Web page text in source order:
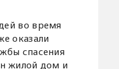
во время
оказали
спасения
жилой дом и